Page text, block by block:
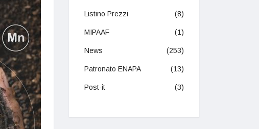
Listino Prezzi (8)
MIPAAF (1)
News (253)
Patronato ENAPA (13)
Post-it (3)